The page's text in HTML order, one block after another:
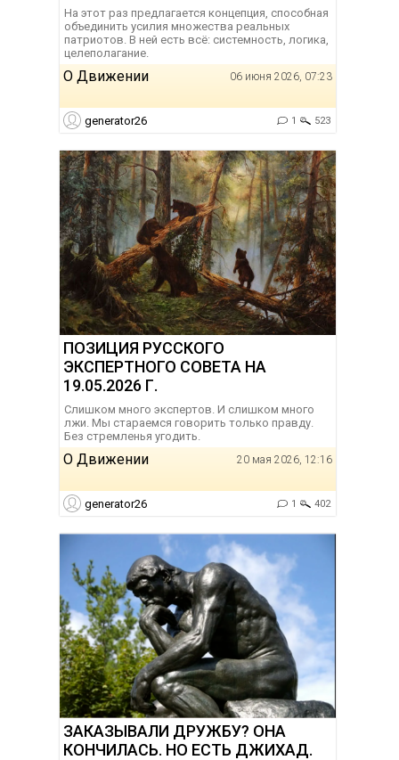
На этот раз предлагается концепция, способная
объединить усилия множества реальных
патриотов. В ней есть всё: системность, логика,
целеполагание.
О Движении 06 июня 2026, 07:23
generator26 1 523
ПОЗИЦИЯ РУССКОГО
ЭКСПЕРТНОГО СОВЕТА НА
19.05.2026 Г.
Слишком много экспертов. И слишком много
лжи. Мы стараемся говорить только правду.
Без стремленья угодить.
О Движении 20 мая 2026, 12:16
generator26 1 402
ЗАКАЗЫВАЛИ ДРУЖБУ? ОНА
КОНЧИЛАСЬ. НО ЕСТЬ ДЖИХАД.